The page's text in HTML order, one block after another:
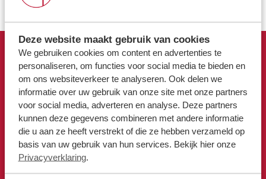
Deze website maakt gebruik van cookies
We gebruiken cookies om content en advertenties te
personaliseren, om functies voor social media te bieden en
om ons websiteverkeer te analyseren. Ook delen we
informatie over uw gebruik van onze site met onze partners
voor social media, adverteren en analyse. Deze partners
kunnen deze gegevens combineren met andere informatie
die u aan ze heeft verstrekt of die ze hebben verzameld op
basis van uw gebruik van hun services. Bekijk hier onze
Privacyverklaring.
Klantenservice SYP
VeeIgestelde vragen
Pers
Locaties
Werken bij
Voor gemeenten
Voor leveranciers en bezoekers
Snel naar
Afvalkalender
Omrin Afvalapp
Milieustraat
Afspraak milieustraat
Afval aanmelden
Bekijk ook